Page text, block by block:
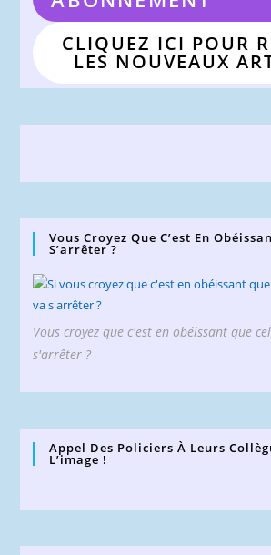
CLIQUEZ ICI POUR
LES NOUVEAUX
Vous Croyez Que C’est En
S’arrêter ?
Vous croyez que c'est en obéissant que
s'arrêter ?
Appel Des Policiers À Leurs
L’image !